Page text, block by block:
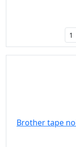
Brother tape